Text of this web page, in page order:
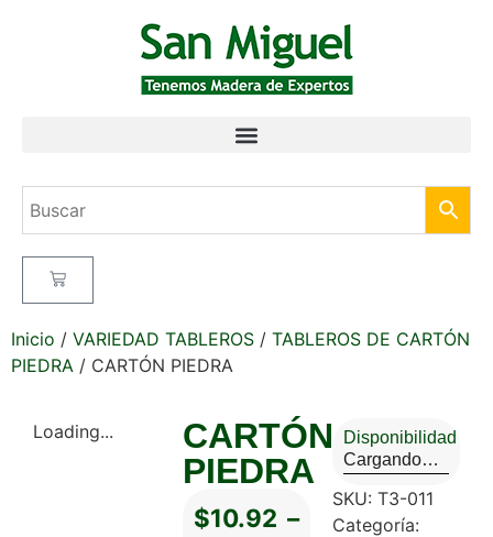
Inicio / VARIEDAD TABLEROS / TABLEROS DE CARTÓN
PIEDRA / CARTÓN PIEDRA
Loading...
CARTÓN
PIEDRA
$10.92 –
Disponibilidad
Cargando…
SKU: T3-011
Categoría: